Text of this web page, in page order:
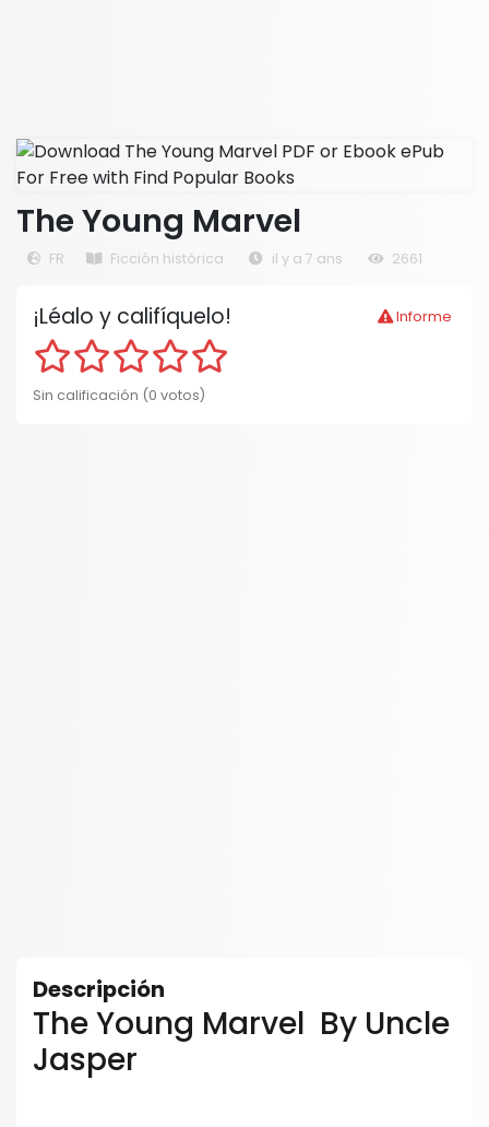
The Young Marvel
FR Ficción histórica il y a 7 ans 2661
Informe
¡Léalo y califíquelo!
Sin calificación (0 votos)
Descripción
The Young Marvel By Uncle
Jasper